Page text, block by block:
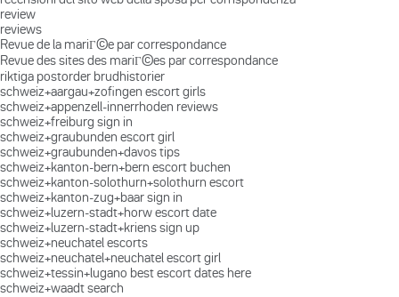
review
reviews
Revue de la mariГ©e par correspondance
Revue des sites des mariГ©es par correspondance
riktiga postorder brudhistorier
schweiz+aargau+zofingen escort girls
schweiz+appenzell-innerrhoden reviews
schweiz+freiburg sign in
schweiz+graubunden escort girl
schweiz+graubunden+davos tips
schweiz+kanton-bern+bern escort buchen
schweiz+kanton-solothurn+solothurn escort
schweiz+kanton-zug+baar sign in
schweiz+luzern-stadt+horw escort date
schweiz+luzern-stadt+kriens sign up
schweiz+neuchatel escorts
schweiz+neuchatel+neuchatel escort girl
schweiz+tessin+lugano best escort dates here
schweiz+waadt search